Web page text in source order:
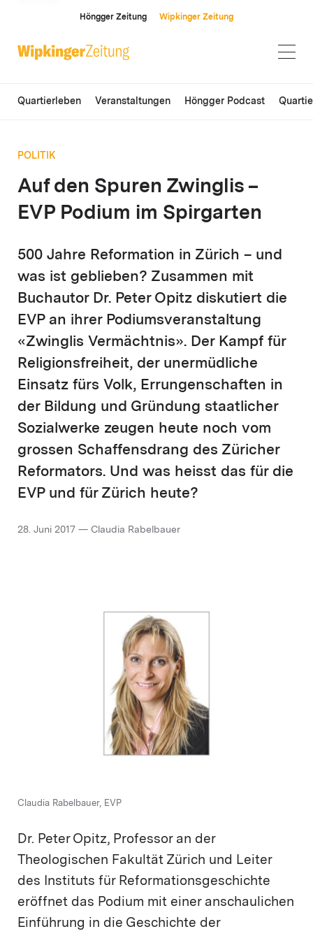
Höngger Zeitung Wipkinger Zeitung
Quartierleben Veranstaltungen Höngger Podcast
POLITIK
Auf den Spuren Zwinglis –
EVP Podium im Spirgarten
500 Jahre Reformation in Zürich – und
was ist geblieben? Zusammen mit
Buchautor Dr. Peter Opitz diskutiert die
EVP an ihrer Podiumsveranstaltung
«Zwinglis Vermächtnis». Der Kampf für
Religionsfreiheit, der unermüdliche
Einsatz fürs Volk, Errungenschaften in
der Bildung und Gründung staatlicher
Sozialwerke zeugen heute noch vom
grossen Schaffensdrang des Züricher
Reformators. Und was heisst das für die
EVP und für Zürich heute?
28. Juni 2017 — Claudia Rabelbauer
Claudia Rabelbauer, EVP
Dr. Peter Opitz, Professor an der
Theologischen Fakultät Zürich und Leiter
des Instituts für Reformationsgeschichte
eröffnet das Podium mit einer anschaulichen
Einführung in die Geschichte der